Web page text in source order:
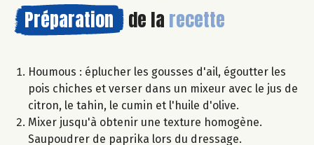
Préparation de la recette
Houmous : éplucher les gousses d'ail, égoutter les
pois chiches et verser dans un mixeur avec le jus de
citron, le tahin, le cumin et l'huile d'olive.
Mixer jusqu'à obtenir une texture homogène.
Saupoudrer de paprika lors du dressage.